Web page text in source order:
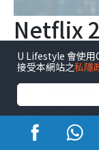
Netflix
实境节
Netflix实
Cake?
上线日期：
U Lifestyle 會使用
接受本網站之私隱